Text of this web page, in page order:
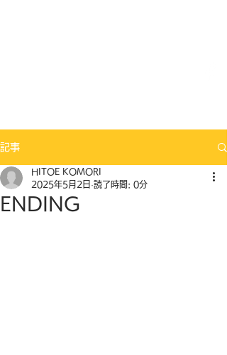
記事
ENDING
HITOE KOMORI
2025年5月2日 読了時間: 0分